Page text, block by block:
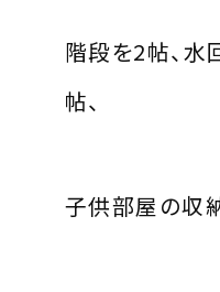
階段を2帖、水
帖、
子供部屋の収